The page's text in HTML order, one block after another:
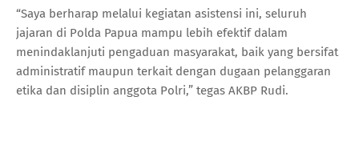
“Saya berharap melalui kegiatan asistensi ini, seluruh
jajaran di Polda Papua mampu lebih efektif dalam
menindaklanjuti pengaduan masyarakat, baik yang bersifat
administratif maupun terkait dengan dugaan pelanggaran
etika dan disiplin anggota Polri,” tegas AKBP Rudi.